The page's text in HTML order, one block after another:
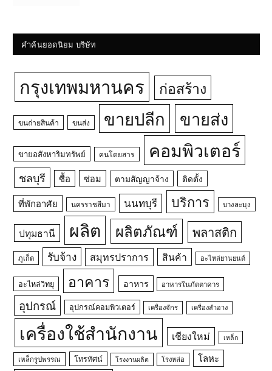
คำค้นยอดนิยม บริษัท
กรุงเทพมหานคร ก่อสร้าง
ขนถ่ายสินค้า ขนส่ง ขายปลีก ขายส่ง
ขายอสังหาริมทรัพย์ คนโดยสาร คอมพิวเตอร์
ชลบุรี ซื้อ ซ่อม ตามสัญญาจ้าง ติดตั้ง
ที่พักอาศัย นครราชสีมา นนทบุรี บริการ บางละมุง
ปทุมธานี ผลิต ผลิตภัณฑ์ พลาสติก
ภูเก็ต รับจ้าง สมุทรปราการ สินค้า อะไหล่ยานยนต์
อะไหล่วิทยุ อาคาร อาหาร อาหารในภัตตาคาร
อุปกรณ์ อุปกรณ์คอมพิวเตอร์ เครื่องจักร เครื่องสำอาง
เครื่องใช้สำนักงาน เชียงใหม่ เหล็ก
เหล็กรูปพรรณ โทรทัศน์ โรงงานผลิต โรงหล่อ โลหะ